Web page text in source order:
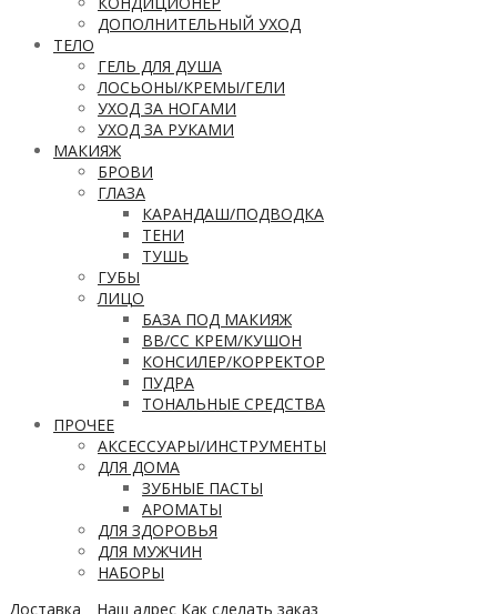
ДОПОЛНИТЕЛЬНЫЙ УХОД
ТЕЛО
ГЕЛЬ ДЛЯ ДУША
ЛОСЬОНЫ/КРЕМЫ/ГЕЛИ
УХОД ЗА НОГАМИ
УХОД ЗА РУКАМИ
МАКИЯЖ
БРОВИ
ГЛАЗА
КАРАНДАШ/ПОДВОДКА
ТЕНИ
ТУШЬ
ГУБЫ
ЛИЦО
БАЗА ПОД МАКИЯЖ
ВВ/CC КРЕМ/КУШОН
КОНСИЛЕР/КОРРЕКТОР
ПУДРА
ТОНАЛЬНЫЕ СРЕДСТВА
ПРОЧЕЕ
АКСЕССУАРЫ/ИНСТРУМЕНТЫ
ДЛЯ ДОМА
ЗУБНЫЕ ПАСТЫ
АРОМАТЫ
ДЛЯ ЗДОРОВЬЯ
ДЛЯ МУЖЧИН
НАБОРЫ
Доставка
Наш адрес Как сделать заказ